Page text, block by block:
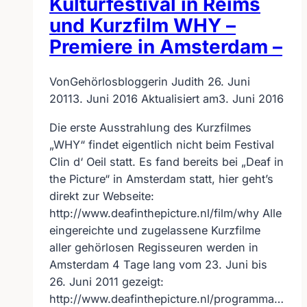
und Kurzfilm WHY –
Premiere in Amsterdam –
VonGehörlosbloggerin Judith 26. Juni
20113. Juni 2016 Aktualisiert am3. Juni 2016
Die erste Ausstrahlung des Kurzfilmes
„WHY“ findet eigentlich nicht beim Festival
Clin d‘ Oeil statt. Es fand bereits bei „Deaf in
the Picture“ in Amsterdam statt, hier geht’s
direkt zur Webseite:
http://www.deafinthepicture.nl/film/why Alle
eingereichte und zugelassene Kurzfilme
aller gehörlosen Regisseuren werden in
Amsterdam 4 Tage lang vom 23. Juni bis
26. Juni 2011 gezeigt:
http://www.deafinthepicture.nl/programma…